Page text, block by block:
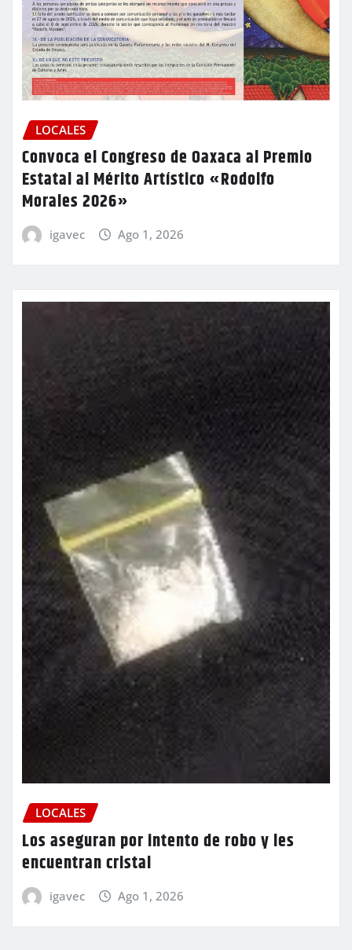
LOCALES
Convoca el Congreso de Oaxaca al Premio
Estatal al Mérito Artístico «Rodolfo
Morales 2026»
igavec Ago 1, 2026
LOCALES
Los aseguran por intento de robo y les
encuentran cristal
igavec Ago 1, 2026